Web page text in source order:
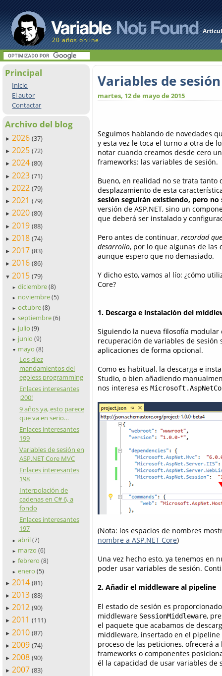
20 años online
Principal
Inicio
El autor
Contactar
Archivo del blog
► 2026 (37)
► 2025 (72)
► 2024 (80)
► 2023 (71)
► 2022 (79)
► 2021 (79)
► 2020 (80)
► 2019 (88)
► 2018 (74)
► 2017 (83)
► 2016 (86)
▼ 2015 (79)
► diciembre (8)
► noviembre (5)
► octubre (8)
► septiembre (6)
► julio (9)
► junio (9)
▼ mayo (8)
Los diez
mandamientos del
egoless programming
Enlaces interesantes
¡200!
9 años ya, esto parece
que va en serio…
Enlaces interesantes
199
Variables de sesión en
ASP.NET Core MVC
Enlaces interesantes
198
Interpolación de
cadenas en C# 6, a
fondo
Enlaces interesantes
197
► abril (7)
► marzo (6)
► febrero (8)
► enero (5)
► 2014 (81)
► 2013 (88)
► 2012 (90)
► 2011 (111)
► 2010 (87)
► 2009 (74)
► 2008 (90)
► 2007 (83)
Variables de sesión
martes, 12 de mayo de 2015
Seguimos hablando de novedades
y esta vez le toca el turno a otra de
notar cuando creamos desde cero
frameworks: las variables de sesión.
Bueno, en realidad no se trata tanto
desplazamiento de esta
sesión seguirán existiendo, pero
versión de ASP.NET, sino un
que deberá ser instalado y
Pero antes de continuar, recordad
desarrollo, por lo que algunas de las
aunque espero que no demasiado.
Y dicho esto, vamos al lío: ¿cómo
Core?
1. Descarga e instalación del
Siguiendo la nueva filosofía modular
recuperación de variables de
aplicaciones de forma opcional.
Como es habitual, la descarga e
Studio, o bien añadiendo
nos interesa es
(Nota: los espacios de nombres
nombre a ASP.NET Core)
Una vez hecho esto, ya tenemos en
poder usar variables de sesión.
2. Añadir el middleware al pipeline
El estado de sesión es
middleware SessionMiddleware,
el paquete que acabamos de
middleware, insertado en el pipeline
proceso de las peticiones, ofrecerá a
frameworks o componentes
él la capacidad de usar variables de